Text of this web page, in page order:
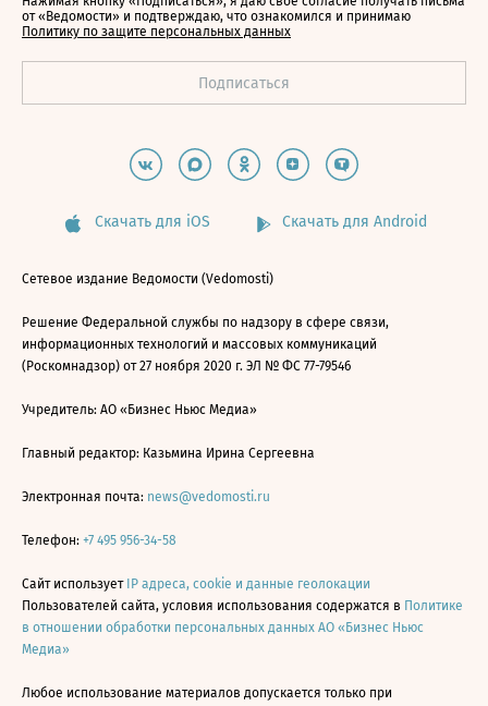
от «Ведомости» и подтверждаю, что ознакомился и принимаю
Политику по защите персональных данных
Скачать для iOS Скачать для Android
Сетевое издание Ведомости (Vedomosti)
Решение Федеральной службы по надзору в сфере связи,
информационных технологий и массовых коммуникаций
(Роскомнадзор) от 27 ноября 2020 г. ЭЛ № ФС 77-79546
Учредитель: АО «Бизнес Ньюс Медиа»
Главный редактор: Казьмина Ирина Сергеевна
Электронная почта: news@vedomosti.ru
Телефон: +7 495 956-34-58
Сайт использует IP адреса, cookie и данные геолокации
Пользователей сайта, условия использования содержатся в Политике
в отношении обработки персональных данных АО «Бизнес Ньюс
Медиа»
Любое использование материалов допускается только при